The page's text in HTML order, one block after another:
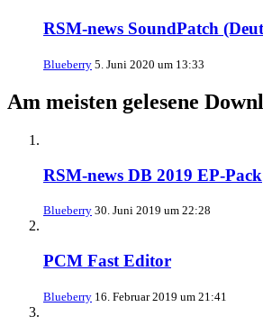
RSM-news SoundPatch
Blueberry 5. Juni 2020 um 13:33
Am meisten gelesene
RSM-news DB 2019 EP-Pack
Blueberry 30. Juni 2019 um 22:28
PCM Fast Editor
Blueberry 16. Februar 2019 um 21:41